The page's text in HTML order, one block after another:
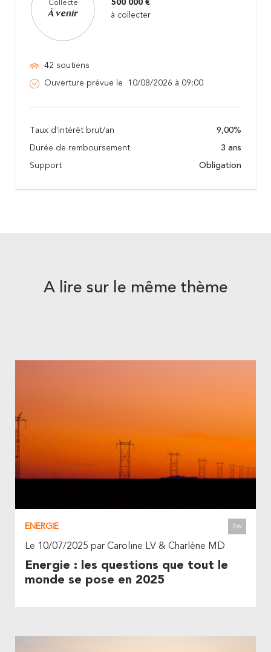
Collecte
À venir
500 000 €
à collecter
42 soutiens
Ouverture prévue le 10/08/2026 à 09:00
Taux d'intérêt brut/an 9,00%
Durée de remboursement 3 ans
Support Obligation
A lire sur le même thème
ENERGIE Itw
Le 10/07/2025 par Caroline LV & Charlène MD
Energie : les questions que tout le
monde se pose en 2025